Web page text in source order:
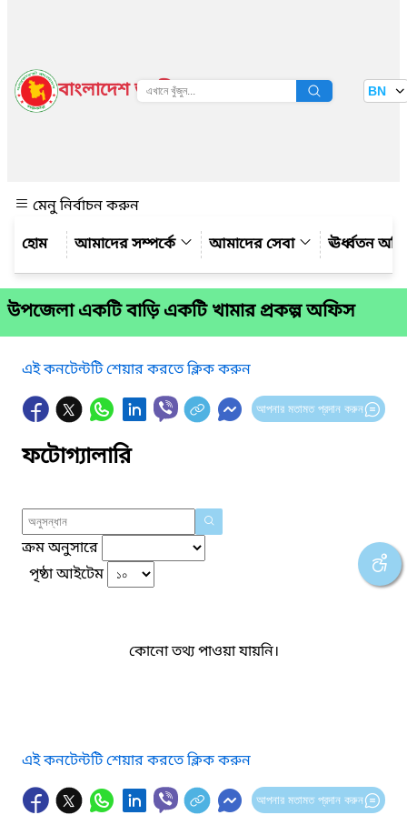
বাংলাদেশ জাতীয় তথ্য বাতায়ন BN
মেনু নির্বাচন করুন
আমাদের সম্পর্কে
আমাদের সেবা ঊর্ধ্বতন
উপজেলা একটি বাড়ি একটি খামার প্রকল্প অফিস
এই কনটেন্টটি শেয়ার করতে ক্লিক করুন
আপনার মতামত প্রদান করুন
ফটোগ্যালারি
ক্রম অনুসারে
পৃষ্ঠা আইটেম
কোনো তথ্য পাওয়া যায়নি।
এই কনটেন্টটি শেয়ার করতে ক্লিক করুন
আপনার মতামত প্রদান করুন